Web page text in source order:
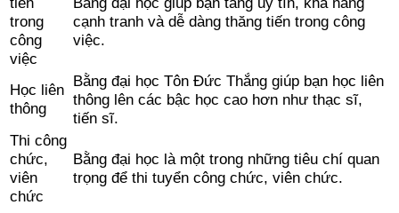
trong
công
việc
cạnh tranh và dễ dàng thăng tiến trong công
việc.
Học liên
thông
Bằng đại học Tôn Đức Thắng giúp bạn học liên
thông lên các bậc học cao hơn như thạc sĩ,
tiến sĩ.
Thi công
chức,
viên
chức
Bằng đại học là một trong những tiêu chí quan
trọng để thi tuyển công chức, viên chức.